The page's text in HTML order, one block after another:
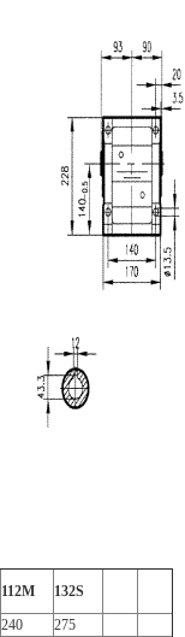
112M
132S
240
275